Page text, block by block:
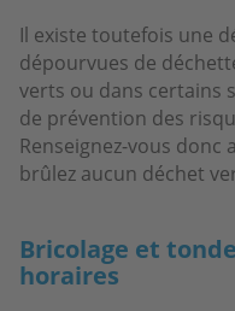
Il existe toutefois une
dépourvues de
verts ou dans certains
de prévention des
Renseignez-vous
brûlez aucun déchet
Bricolage et
horaires